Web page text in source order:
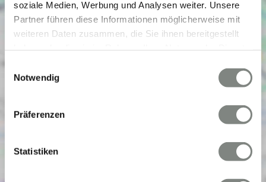
soziale Medien, Werbung und Analysen weiter. Unsere
Partner führen diese Informationen möglicherweise mit
weiteren Daten zusammen, die Sie ihnen bereitgestellt
Cookies, wenn Sie unsere Webseite weiterhin nutzen.
Notwendig
Präferenzen
Statistiken